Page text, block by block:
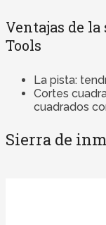
Ventajas de
Tools
La pista:
Cortes
cuadrados
Sierra de